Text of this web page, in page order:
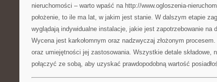
nieruchomości – warto wpaść na http://www.ogloszenia-
położenie, to ile ma lat, w jakim jest stanie. W dalszym etapie
wyglądają indywidualne instalacje, jakie jest zapotrzebowanie na
Wycena jest karkołomnym oraz nadzwyczaj złożonym
oraz umiejętności jej zastosowania. Wszystkie detale składowe,
połączyć ze sobą, aby uzyskać prawdopodobną wartość